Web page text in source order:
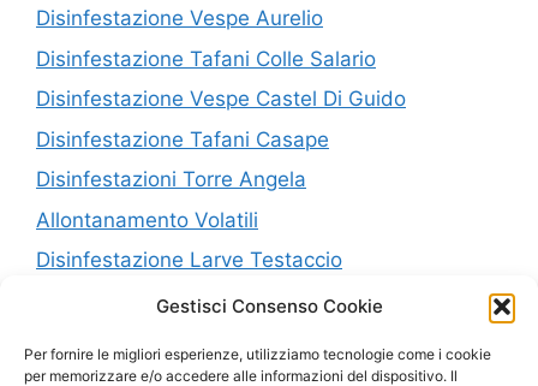
Gestisci Consenso Cookie
Per fornire le migliori esperienze, utilizziamo tecnologie come i cookie
per memorizzare e/o accedere alle informazioni del dispositivo. Il
Disinfestazione Vespe Aurelio
Disinfestazione Tafani Colle Salario
Disinfestazione Vespe Castel Di Guido
Disinfestazione Tafani Casape
Disinfestazioni Torre Angela
Allontanamento Volatili
Disinfestazione Larve Testaccio
P.IVA: 10514961001